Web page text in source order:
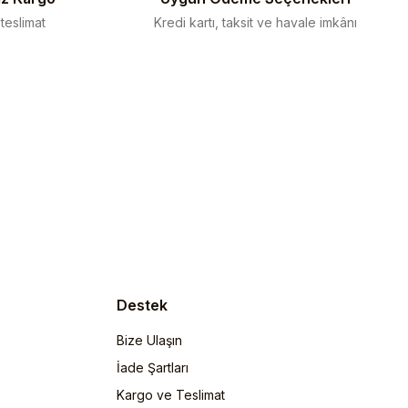
Kredi kartı, taksit ve havale imkânı
Destek
Bize Ulaşın
İade Şartları
Kargo ve Teslimat